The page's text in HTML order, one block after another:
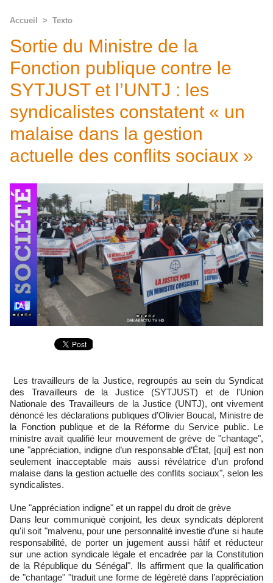
Accueil > Texto
Sortie du Ministre de la
Fonction publique contre le
SYTJUST et l’UNTJ : les
syndicalistes constatent « un
malaise dans la gestion
actuelle des conflits sociaux »
Les travailleurs de la Justice, regroupés au sein du Syndicat
des Travailleurs de la Justice (SYTJUST) et de l'Union
Nationale des Travailleurs de la Justice (UNTJ), ont vivement
dénoncé les déclarations publiques d’Olivier Boucal, Ministre de
la Fonction publique et de la Réforme du Service public. Le
ministre avait qualifié leur mouvement de grève de "chantage",
une "appréciation, indigne d’un responsable d’État, [qui] est non
seulement inacceptable mais aussi révélatrice d’un profond
malaise dans la gestion actuelle des conflits sociaux", selon les
syndicalistes.
Une "appréciation indigne" et un rappel du droit de grève
Dans leur communiqué conjoint, les deux syndicats déplorent
qu'il soit "malvenu, pour une personnalité investie d’une si haute
responsabilité, de porter un jugement aussi hâtif et réducteur
sur une action syndicale légale et encadrée par la Constitution
de la République du Sénégal". Ils affirment que la qualification
de "chantage" "traduit une forme de légèreté dans l’appréciation